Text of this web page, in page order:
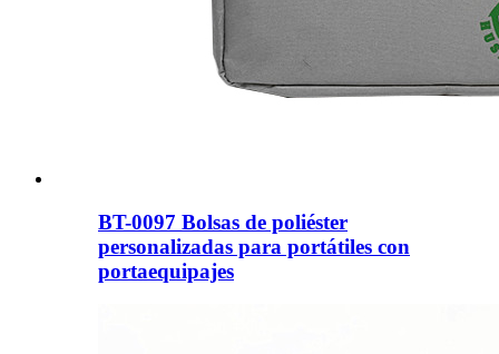
BT-0097 Bolsas de poliéster
personalizadas para portátiles con
portaequipajes